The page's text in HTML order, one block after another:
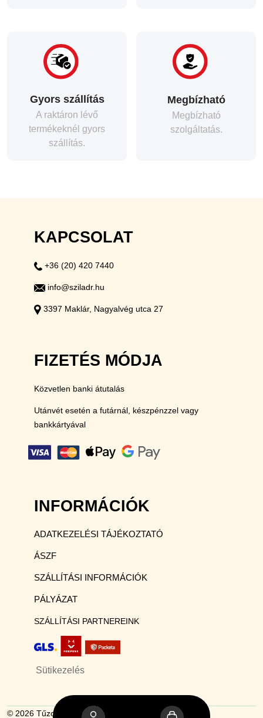
Gyors szállítás
A raktáron lévő
termékeknél gyors
szállítás.
Megbízható
Megbízható
szolgáltatás.
KAPCSOLAT
+36 (20) 420 7440
info@sziladr.hu
3397 Maklár, Nagyalvég utca 27
FIZETÉS MÓDJA
Közvetlen banki átutalás
Utánvét esetén a futárnál, készpénzzel vagy
bankkártyával
INFORMÁCIÓK
ADATKEZELÉSI TÁJÉKOZTATÓ
ÁSZF
SZÁLLÍTÁSI INFORMÁCIÓK
PÁLYÁZAT
SZÁLLÍTÁSI PARTNEREINK
Sütikezelés
© 2026 Tűzoltókészülék webáruház